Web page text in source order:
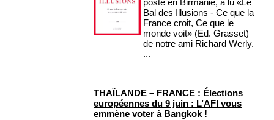
poste en Birmanie, a lu «Le
Bal des Illusions - Ce que la
France croit, Ce que le
monde voit» (Ed. Grasset)
de notre ami Richard Werly.
...
THAÏLANDE – FRANCE : Élections
européennes du 9 juin : L’AFI vous
emmène voter à Bangkok !